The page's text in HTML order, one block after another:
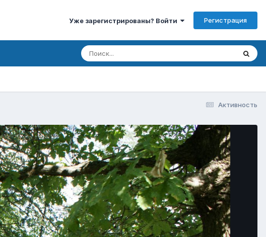
Уже зарегистрированы? Войти Регистрация
Активность